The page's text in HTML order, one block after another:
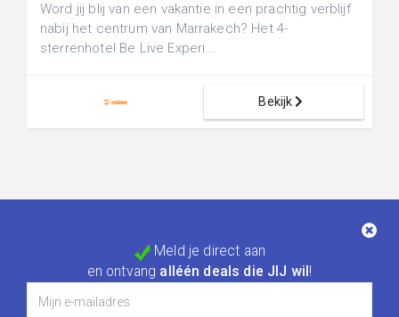
Word jij blij van een vakantie in een prachtig verblijf
nabij het centrum van Marrakech? Het 4-
sterrenhotel Be Live Experi...
Bekijk
Meld je direct aan
en ontvang alléén deals die JIJ wil !